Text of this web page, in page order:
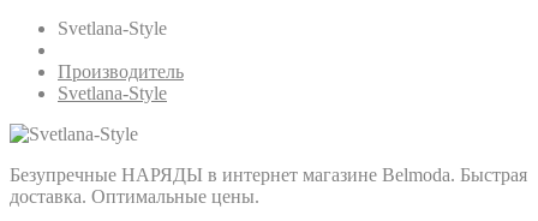
Svetlana-Style
Производитель
Svetlana-Style
Безупречные НАРЯДЫ в интернет магазине Belmoda. Быстрая
доставка. Оптимальные цены.